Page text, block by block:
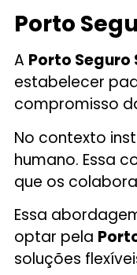
Porto
A Porto
estabelecer
compromisso
No contexto
humano. Essa
que os
Essa
optar pela
soluções